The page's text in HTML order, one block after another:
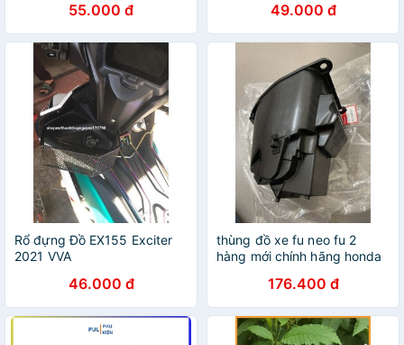
55.000 đ 49.000 đ
Rổ đựng Đồ EX155 Exciter
2021 VVA
46.000 đ
thùng đồ xe fu neo fu 2
hàng mới chính hãng honda
176.400 đ